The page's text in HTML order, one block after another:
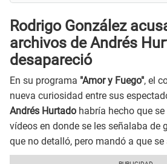
Rodrigo González
archivos de Andrés
desapareció
En su programa "Amor y Fuego", el
nueva curiosidad entre sus
Andrés Hurtado habría hecho que
vídeos en donde se les señalaba de
que no detalló, pero mandó a que